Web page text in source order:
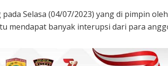
Selasa (04/07/2023) yang di pimpin
mendapat banyak interupsi dari para